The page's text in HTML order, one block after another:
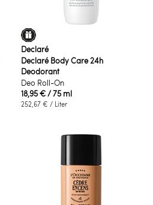
Declaré
Declaré Body Care 24h
Deodorant
Deo Roll-On
18,95 €/ 75 ml
252,67 € / Liter